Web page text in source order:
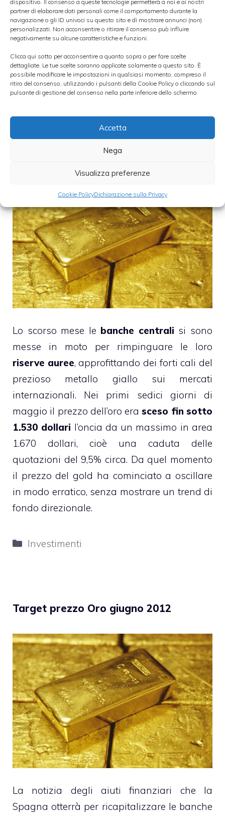
dispositivo. Il consenso a queste tecnologie permetterà a noi e ai nostri
partner di elaborare dati personali come il comportamento durante la
navigazione o gli ID univoci su questo sito e di mostrare annunci (non)
personalizzati. Non acconsentire o ritirare il consenso può influire
negativamente su alcune caratteristiche e funzioni.
Clicca qui sotto per acconsentire a quanto sopra o per fare scelte
dettagliate. Le tue scelte saranno applicate solamente a questo sito. È
possibile modificare le impostazioni in qualsiasi momento, compreso il
ritiro del consenso, utilizzando i pulsanti della Cookie Policy o cliccando sul
pulsante di gestione del consenso nella parte inferiore dello schermo.
Accetta
Nega
Visualizza preferenze
Cookie PolicyDichiarazione sulla Privacy
quotazione dell’oro resta molto sostenuta e
solo pochi giorni fa è stato toccato unnuovo
massimo a 6 mesi a 1.787$ l’oncia
Categorie
Investimenti,Macro Economia
Russia aumenta riserve d’oro ai
Lo scorso mese le banche centrali si sono
messe in moto per rimpinguare le loro
riserve auree, approfittando dei forti cali del
prezioso metallo giallo sui mercati
internazionali. Nei primi sedici giorni di
maggio il prezzo dell’oro erasceso fin sotto
1.530 dollari l’oncia da un massimo in area
1.670 dollari, cioè una caduta delle
quotazioni del 9,5% circa. Da quel momento
il prezzo del gold ha cominciato a oscillare
in modo erratico, senza mostrare un trend di
fondo direzionale.
Categorie
Investimenti
Target prezzo Oro giugno 2012
La notizia degli aiuti finanziari che la
Spagna otterrà per ricapitalizzare le banche